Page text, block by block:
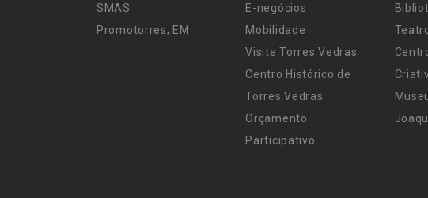
SMAS
Promotorres, EM
E-negócios
Mobilidade
Visite Torres Vedras
Centro Histórico de
Torres Vedras
Orçamento
Participativo